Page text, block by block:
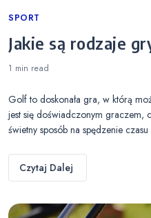
Categories
SPORT
Jakie są rodzaje
1 min read
Golf to doskonała gra, w którą
jest się doświadczonym graczem,
świetny sposób na spędzenie
Czytaj Dalej